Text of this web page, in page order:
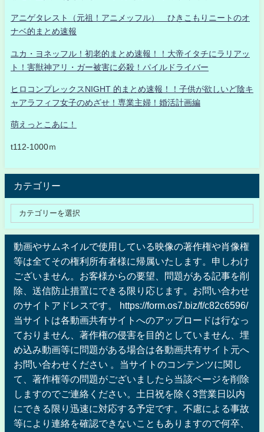
アニゲタレスト（元祖！アニメッフル） ひきこもりニートのオ
ナベ的まとめ速報
ユカ・ヨネッフル！初老的まとめ速報！！大帝イタチにラリアッ
ト！害獣神アリ・ガー被害に必殺！パイルドライバー
ヒロコンプレックスNIGHT 的まとめ速報！！子供が欲しいど陰キ
ャアラフィフ女子のめざせ！専業主婦！婚活計画編
萌えっとこあに！
t112-1000ｍ
カテゴリー
動画やサムネイルで使用している映像の著作権や肖像権
等は全てその権利所有者様に帰属いたします。申しわけ
ございません。お客様からの要望、問題がある記事を削
除、送信防止措置にできる限り応じます。お問い合わせ
のサイトアドレスです。 https://form.os7.biz/f/c82c6596/
当サイトは各動画共有サイトへのアップロードは行なっ
ておりません、著作権の侵害を目的としていません、埋
め込み動画等に問題がある場合は各動画共有サイト元へ
お問い合わせください 。当サイトのコンテンツに関し
て、著作権等の問題がございましたら当該ページを削除
しますのでご連絡ください。土日祝を除く3営業日以内
にできる限り迅速に対応する予定です。不慮による事故
等により連絡を確認できないこともありますので何卒、